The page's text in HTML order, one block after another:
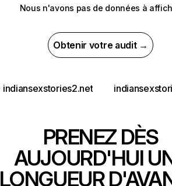
Nous n'avons pas de données à
Obtenir votre audit →
indiansexstories2.net
PRENEZ DÈS
AUJOURD'HUI
LONGUEUR